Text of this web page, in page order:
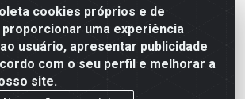
cookies próprios e de
uma experiência
usuário, apresentar publicidade
com o seu perfil e melhorar a
site.
- Av. Marechal Mascarenhas de Morais, 2471 -
- CEP 51.150-001 - CNPJ 24.150.377/0003-
57